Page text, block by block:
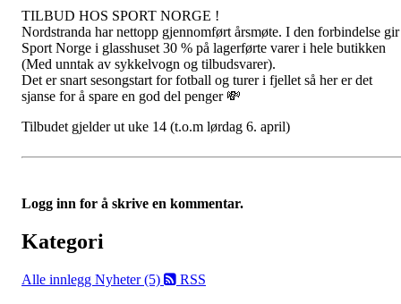
TILBUD HOS SPORT NORGE !
Nordstranda har nettopp gjennomført årsmøte. I den forbindelse gir
Sport Norge i glasshuset 30 % på lagerførte varer i hele butikken
(Med unntak av sykkelvogn og tilbudsvarer).
Det er snart sesongstart for fotball og turer i fjellet så her er det
sjanse for å spare en god del penger 💸
Tilbudet gjelder ut uke 14 (t.o.m lørdag 6. april)
Logg inn for å skrive en kommentar.
Kategori
Alle innlegg Nyheter (5) RSS